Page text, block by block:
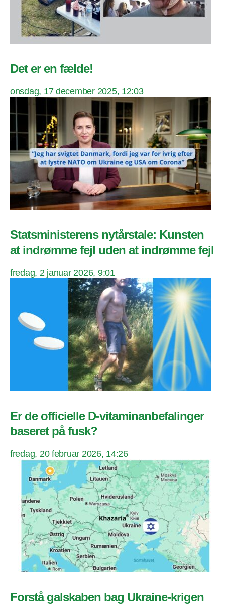
Det er en fælde!
onsdag, 17 december 2025, 12:03
Statsministerens nytårstale: Kunsten
at indrømme fejl uden at indrømme fejl
fredag, 2 januar 2026, 9:01
Er de officielle D-vitaminanbefalinger
baseret på fusk?
fredag, 20 februar 2026, 14:26
Forstå galskaben bag Ukraine-krigen